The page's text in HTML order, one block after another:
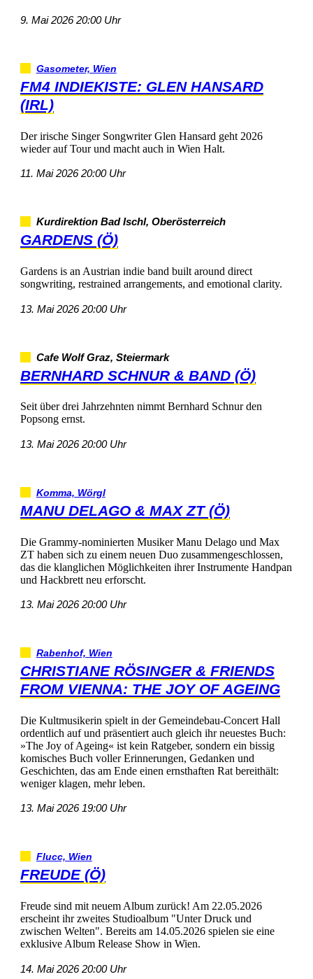
9.Mai202620:00Uhr
Gasometer,Wien
FM4INDIEKISTE:GLENHANSARD
(IRL)
DeririscheSingerSongwriterGlenHansardgeht2026
wiederaufTourundmachtauchinWienHalt.
11.Mai202620:00Uhr
KurdirektionBadIschl,Oberösterreich
GARDENS(Ö)
GardensisanAustrianindiebandbuiltarounddirect
songwriting,restrainedarrangements,andemotionalclarity.
13.Mai202620:00Uhr
CafeWolfGraz,Steiermark
BERNHARDSCHNUR&BAND(Ö)
SeitüberdreiJahrzehntennimmtBernhardSchnurden
Popsongernst.
13.Mai202620:00Uhr
Komma,Wörgl
MANUDELAGO&MAXZT(Ö)
DieGrammy-nominiertenMusikerManuDelagoundMax
ZThabensichzueinemneuenDuozusammengeschlossen,
dasdieklanglichenMöglichkeitenihrerInstrumenteHandpan
undHackbrettneuerforscht.
13.Mai202620:00Uhr
Rabenhof,Wien
CHRISTIANERÖSINGER&FRIENDS
FROMVIENNA:THEJOYOFAGEING
DieKultmusikerinspieltinderGemeindebau-ConcertHall
ordentlichaufundpräsentiertauchgleichihrneuestesBuch:
»TheJoyofAgeing«istkeinRatgeber,sonderneinbissig
komischesBuchvollerErinnerungen,Gedankenund
Geschichten,dasamEndeeinenernsthaftenRatbereithält:
wenigerklagen,mehrleben.
13.Mai202619:00Uhr
Flucc,Wien
FREUDE(Ö)
FreudesindmitneuemAlbumzurück!Am22.05.2026
erscheintihrzweitesStudioalbum"UnterDruckund
zwischenWelten".Bereitsam14.05.2026spielensieeine
exklusiveAlbumReleaseShowinWien.
14.Mai202620:00Uhr